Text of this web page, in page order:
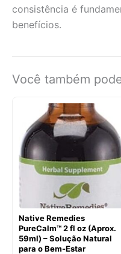
consistência é
benefícios.
Você também
Native Remedies
PureCalm™ 2 fl oz (Aprox.
59ml) – Solução Natural
para o Bem-Estar